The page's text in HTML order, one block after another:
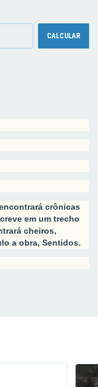
CALCULAR
crônicas
em um trecho
cheiros,
a obra, Sentidos.